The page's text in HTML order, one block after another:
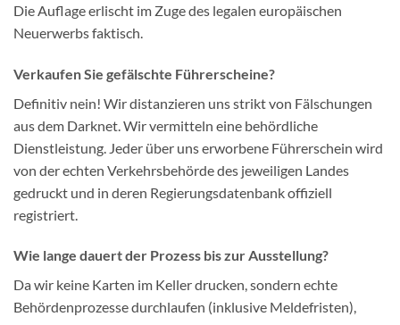
Die Auflage erlischt im Zuge des legalen europäischen
Neuerwerbs faktisch.
Verkaufen Sie gefälschte Führerscheine?
Definitiv nein! Wir distanzieren uns strikt von Fälschungen
aus dem Darknet. Wir vermitteln eine behördliche
Dienstleistung. Jeder über uns erworbene Führerschein wird
von der echten Verkehrsbehörde des jeweiligen Landes
gedruckt und in deren Regierungsdatenbank offiziell
registriert.
Wie lange dauert der Prozess bis zur Ausstellung?
Da wir keine Karten im Keller drucken, sondern echte
Behördenprozesse durchlaufen (inklusive Meldefristen),